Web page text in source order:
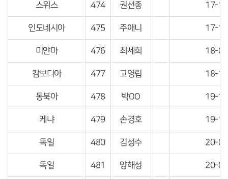
스위스 474 권선종 17-
인도네시아 475 주애니 17-
미얀마 476 최세희 18-
캄보디아 477 고영립 18-
동북아 478 박OO 19-
케냐 479 손경호 19-
독일 480 김성수 20-
독일 481 양해성 20-